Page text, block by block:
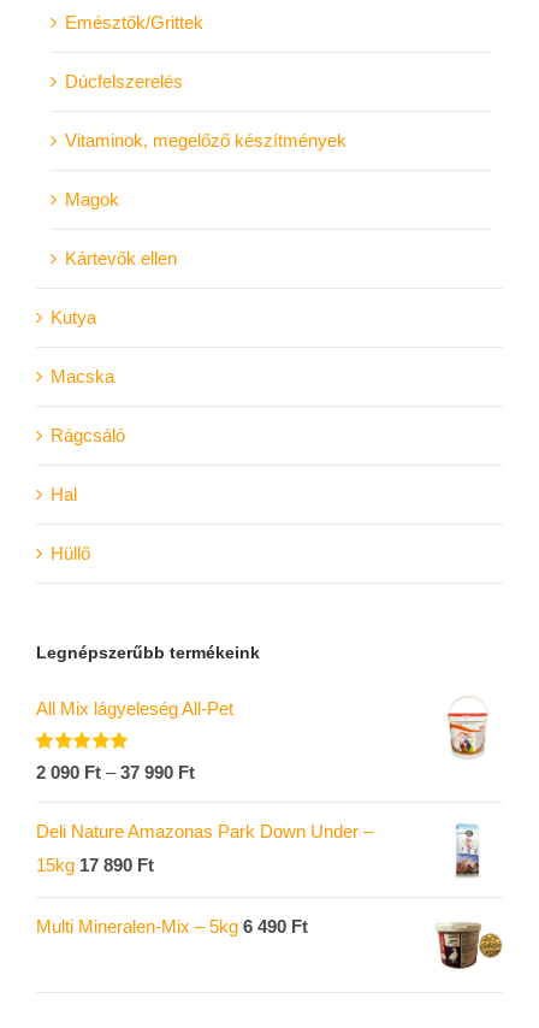
Emésztők/Grittek
Dúcfelszerelés
Vitaminok, megelőző készítmények
Magok
Kártevők ellen
Kutya
Macska
Rágcsáló
Hal
Hüllő
Legnépszerűbb termékeink
All Mix lágyeleség All-Pet
Értékelés:
2 090 Ft –37 990 Ft
Deli Nature Amazonas Park Down Under –
15kg 17 890 Ft
Multi Mineralen-Mix – 5kg 6 490 Ft